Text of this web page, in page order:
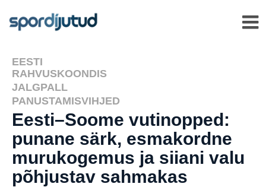
EESTI
RAHVUSKOONDIS
JALGPALL
PANUSTAMISVIHJED
Eesti–Soome vutinopped:
punane särk, esmakordne
murukogemus ja siiani valu
põhjustav sahmakas